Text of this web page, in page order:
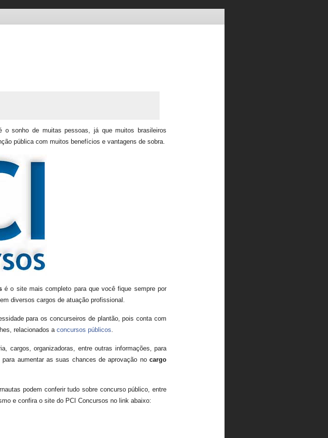
o sonho de muitas pessoas, já que muitos brasileiros
pública com muitos benefícios e vantagens de sobra.
é o site mais completo para que você fique sempre por
diversos cargos de atuação profissional.
para os concurseiros de plantão, pois conta com
relacionados aconcursos públicos.
cargos, organizadoras, entre outras informações, para
aumentar as suas chances de aprovação no cargo
podem conferir tudo sobre concurso público, entre
e confira o site do PCI Concursos no link abaixo: